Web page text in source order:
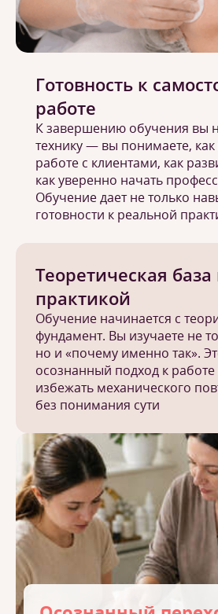
Теоретическая
практикой
Обучение начинается с
фундамент. Вы изучаете не
но и «почему именно так».
осознанный подход к
избежать механического
без понимания сути
Готовность к
работе
К завершению обучения вы
технику — вы понимаете,
работе с клиентами, как
как уверенно начать
Обучение дает не только
готовности к реальной